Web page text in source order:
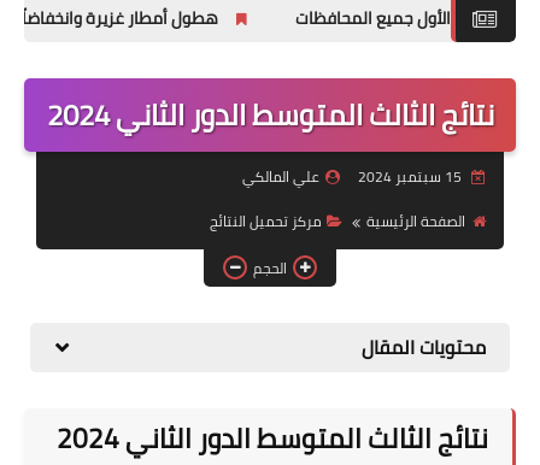
اخبار وزارة التربية والتعليم
اخبار العراق والعالم
اخبار وزارة العمل وهيئة
التقاعد
قسم التطبيقات
قطع الاراضي
هطول أمطار غزيرة وانخفاضاً في درجات
نتائج الثالث المتوسط الدور الثاني 2024
علي المالكي
الصفحة الرئيسية
مركز تحميل النتائج
الحجم
محتويات المقال
نتائج الثالث المتوسط الدور الثاني 2024